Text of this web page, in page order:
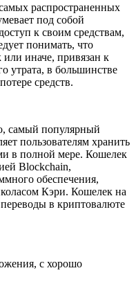
распространенных
под собой
к своим средствам,
понимать, что
иначе, привязан к
утрата, в большинстве
средств.
самый популярный
пользователям хранить
в полной мере. Кошелек
Blockchain,
обеспечения,
Кэри. Кошелек на
в криптовалюте
с хорошо